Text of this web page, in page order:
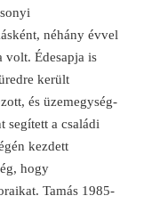
néhány évvel
volt. Édesapja is
került
és üzemegység-
segített a családi
kezdett
hogy
Tamás 1985-